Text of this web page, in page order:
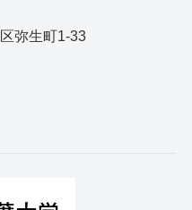
弥生町1-33